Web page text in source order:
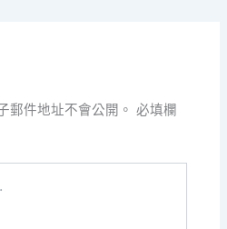
郵件地址不會公開。 必填欄